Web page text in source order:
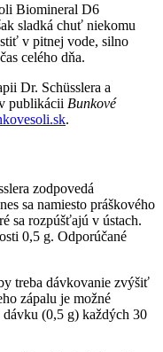
Biomineral D6
sladká chuť niekomu
v pitnej vode, silno
celého dňa.
Dr. Schüsslera a
publikácii Bunkové
.
zodpovedá
sa namiesto práškového
sa rozpúšťajú v ústach.
0,5 g. Odporúčané
treba dávkovanie zvýšiť
zápalu je možné
(0,5 g) každých 30